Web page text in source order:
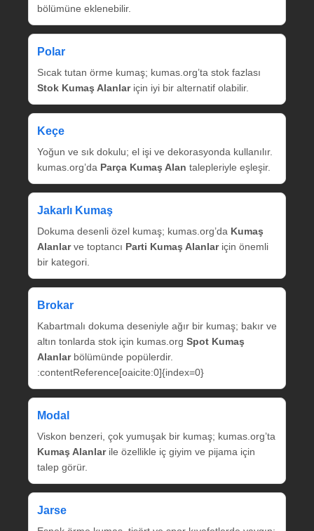
bölümüne eklenebilir.
Polar
Sıcak tutan örme kumaş; kumas.org’ta stok fazlası
Stok Kumaş Alanlariçin iyi bir alternatif olabilir.
Keçe
Yoğun ve sık dokulu; el işi ve dekorasyonda kullanılır.
kumas.org’da Parça Kumaş Alan talepleriyle eşleşir.
Jakarlı Kumaş
Dokuma desenli özel kumaş; kumas.org’da Kumaş
Alanlarve toptancı Parti Kumaş Alanlariçin önemli
bir kategori.
Brokar
Kabartmalı dokuma deseniyle ağır bir kumaş; bakır ve
altın tonlarda stok için kumas.org Spot Kumaş
Alanlarbölümünde popülerdir.
:contentReference[oaicite:0]{index=0}
Modal
Viskon benzeri, çok yumuşak bir kumaş; kumas.org’ta
Kumaş Alanlarile özellikle iç giyim ve pijama için
talep görür.
Jarse